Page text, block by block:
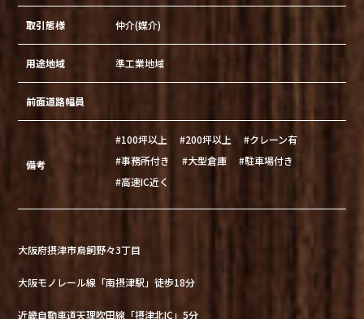
取引態様 仲介(媒介)
用途地域 準工業地域
前面道路幅員
備考
#100坪以上 #200坪以上
#クレーン有
#事務所付き
#大型倉庫
#駐車場付き
#高速IC近く
大阪府摂津市鳥飼野々3丁目
大阪モノレール線「南摂津駅」徒歩18分
近畿自動車道天理吹田線「摂津北IC」5分